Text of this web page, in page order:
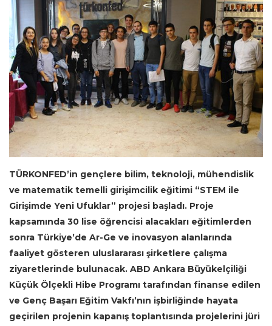
TÜRKONFED’in gençlere bilim, teknoloji, mühendislik
ve matematik temelli girişimcilik eğitimi “STEM ile
Girişimde Yeni Ufuklar” projesi başladı. Proje
kapsamında 30 lise öğrencisi alacakları eğitimlerden
sonra Türkiye’de Ar-Ge ve inovasyon alanlarında
faaliyet gösteren uluslararası şirketlere çalışma
ziyaretlerinde bulunacak. ABD Ankara Büyükelçiliği
Küçük Ölçekli Hibe Programı tarafından finanse edilen
ve Genç Başarı Eğitim Vakfı’nın işbirliğinde hayata
geçirilen projenin kapanış toplantısında projelerini jüri